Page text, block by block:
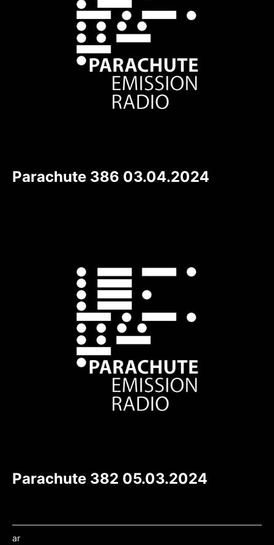
Parachute 386 03.04.2024
Parachute 382 05.03.2024
ar